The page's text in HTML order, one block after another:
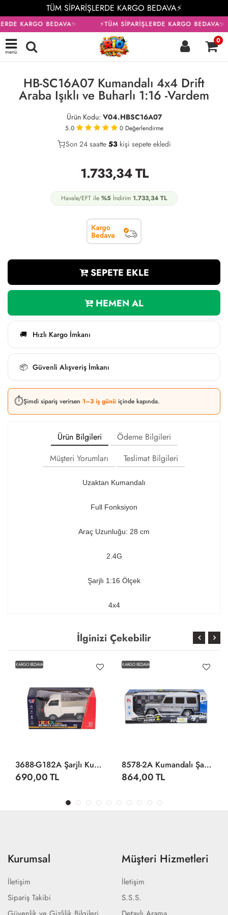
TÜM SİPARİŞLERDE KARGO BEDAVA⚡
KARGO BEDAVA✨ ⚡TÜM SİPARİŞLERDE KARGO BEDAVA✨
menü
0
HB-SC16A07 Kumandalı 4x4 Drift
Araba Işıklı ve Buharlı 1:16 -Vardem
Ürün Kodu: V04.HBSC16A07
5.0 0 Değerlendirme
32
Son 24 saatte 53kişi sepete ekledi
19
1.733,34TL
Havale/EFT ile %5 İndirim 1.733,34 TL
SEPETE EKLE
HEMEN AL
🚚 Hızlı Kargo İmkanı
📦 Güvenli Alışveriş İmkanı
⏱️Şimdi sipariş verirsen 1–3 iş günü içinde kapında.
Ürün Bilgileri
Ödeme Bilgileri
Müşteri Yorumları
Teslimat Bilgileri
Uzaktan Kumandalı
Full Fonksiyon
Araç Uzunluğu: 28 cm
2.4G
Şarjlı 1:16 Ölçek
4x4
İlginizi Çekebilir
KARGO BEDAVA
3688-G182A Şarjlı Kumandalı Duman Atan Kamyonet
690,00 TL
KARGO BEDAVA
8578-2A Kumandalı Şarjlı Jeep Cross Country -Limon Oyuncak
864,00 TL
Kurumsal
İletişim
Sipariş Takibi
Müşteri Hizmetleri
İletişim
S.S.S.